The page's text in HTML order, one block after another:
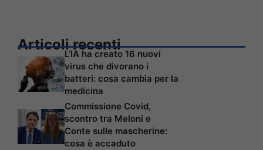
Articoli recenti
L’IA ha creato 16 nuovi
virus che divorano i
batteri: cosa cambia per la
medicina
Commissione Covid,
scontro tra Meloni e
Conte sulle mascherine:
cosa è accaduto